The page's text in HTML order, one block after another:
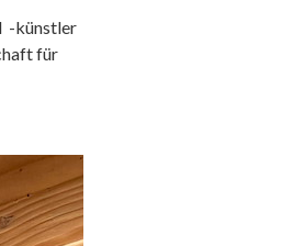
-künstler
für